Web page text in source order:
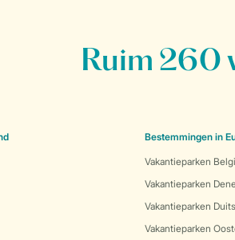
Ruim 260
Bestemmingen in
Vakantieparken
Vakantieparken
Vakantieparken
Vakantieparken